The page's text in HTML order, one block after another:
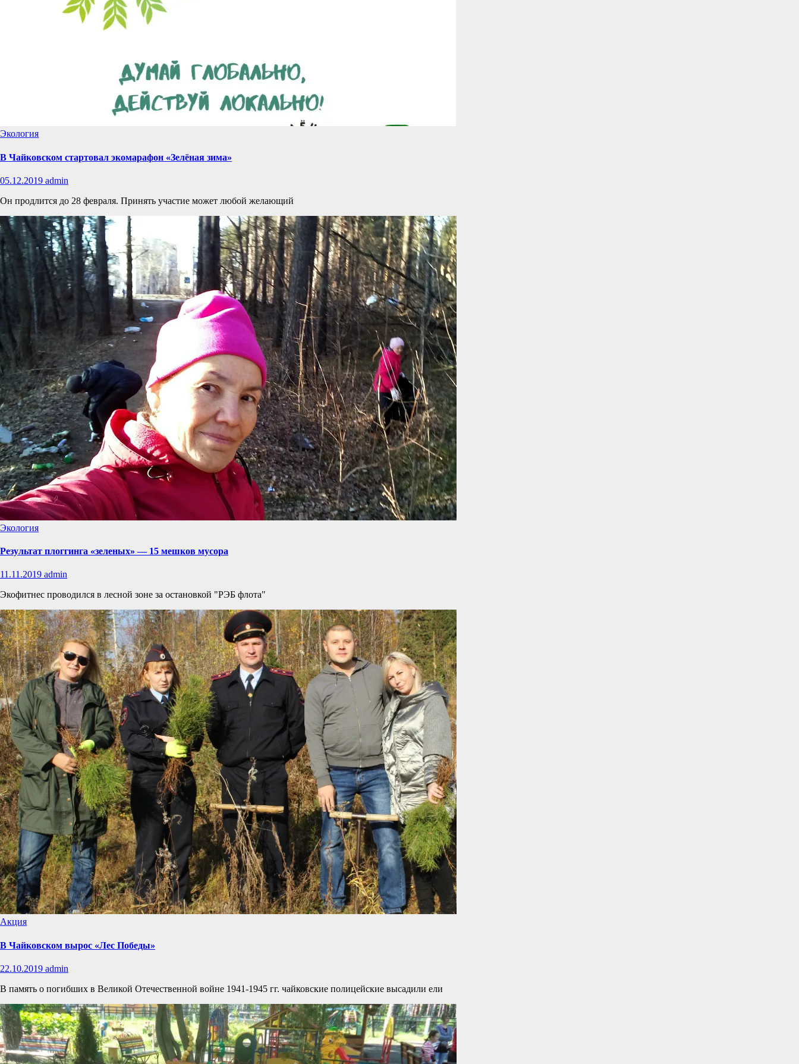
Экология
В Чайковском стартовал экомарафон «Зелёная зима»
05.12.2019 admin
Он продлится до 28 февраля. Принять участие может любой желающий
Экология
Результат плоггинга «зеленых» — 15 мешков мусора
11.11.2019 admin
Экофитнес проводился в лесной зоне за остановкой "РЭБ флота"
Акция
В Чайковском вырос «Лес Победы»
22.10.2019 admin
В память о погибших в Великой Отечественной войне 1941-1945 гг. чайковские полицейские высадили ели